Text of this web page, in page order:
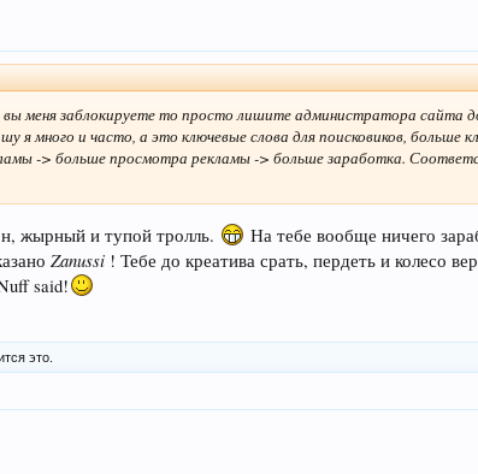
меня заблокируете то просто лишите администратора сайта
я много и часто, а это ключевые слова для поисковиков,
-> больше просмотра рекламы -> больше заработка.
жырный и тупой тролль.
На тебе вообще ничего
Zanussi ! Тебе до креатива срать, пердеть и колесо
said!
это.